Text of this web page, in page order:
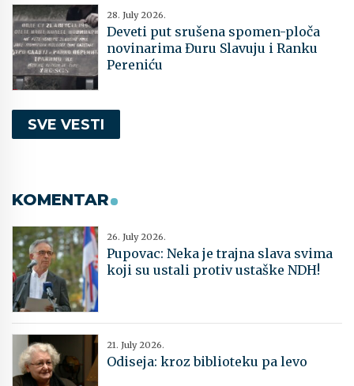
28. July 2026.
Deveti put srušena spomen-ploča
novinarima Đuru Slavuju i Ranku
Pereniću
SVE VESTI
KOMENTAR
26. July 2026.
Pupovac: Neka je trajna slava svima
koji su ustali protiv ustaške NDH!
21. July 2026.
Odiseja: kroz biblioteku pa levo